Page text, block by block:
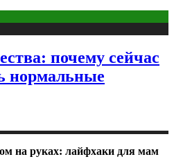
почему сейчас
нормальные
на руках: лайфхаки для мам